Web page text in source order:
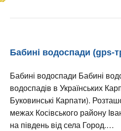
Бабині водоспади (gps-
Бабині водоспади Бабині
водоспадів в Українських
Буковинські Карпати).
межах Косівського району
на південь від села Город.…